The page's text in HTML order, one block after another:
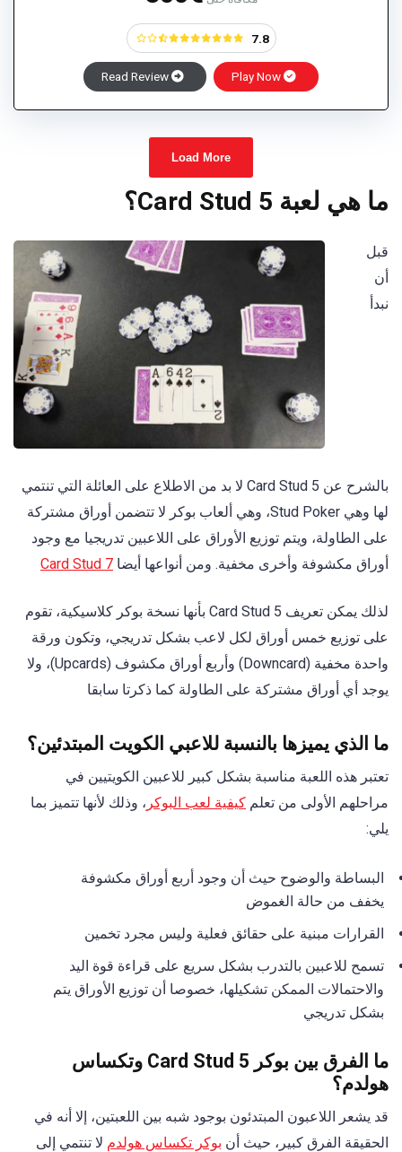
7.8
Load More
ما هي لعبة 5 Card Stud؟
قبل
أن
نبدأ
بالشرح عن 5 Card Stud لا بد من الاطلاع على العائلة التي تنتمي
لها وهي Stud Poker، وهي ألعاب بوكر لا تتضمن أوراق مشتركة
على الطاولة، ويتم توزيع الأوراق على اللاعبين تدريجيا مع وجود
أوراق مكشوفة وأخرى مخفية. ومن أنواعها أيضا 7 Card Stud
لذلك يمكن تعريف 5 Card Stud بأنها نسخة بوكر كلاسيكية، تقوم
على توزيع خمس أوراق لكل لاعب بشكل تدريجي، وتكون ورقة
واحدة مخفية (Downcard) وأربع أوراق مكشوف (Upcards)، ولا
يوجد أي أوراق مشتركة على الطاولة كما ذكرتا سابقا
ما الذي يميزها بالنسبة للاعبي الكويت المبتدئين؟
تعتبر هذه اللعبة مناسبة بشكل كبير للاعبين الكويتيين في
مراحلهم الأولى من تعلم كيفية لعب البوكر ، وذلك لأنها تتميز بما
يلي:
البساطة والوضوح حيث أن وجود أربع أوراق مكشوفة
يخفف من حالة الغموض
القرارات مبنية على حقائق فعلية وليس مجرد تخمين
تسمح للاعبين بالتدرب بشكل سريع على قراءة قوة اليد
والاحتمالات الممكن تشكيلها، خصوصا أن توزيع الأوراق يتم
بشكل تدريجي
ما الفرق بين بوكر 5 Card Stud وتكساس
هولدم؟
قد يشعر اللاعبون المبتدئون بوجود شبه بين اللعبتين، إلا أنه في
الحقيقة الفرق كبير، حيث أن بوكر تكساس هولدم لا تنتمي إلى